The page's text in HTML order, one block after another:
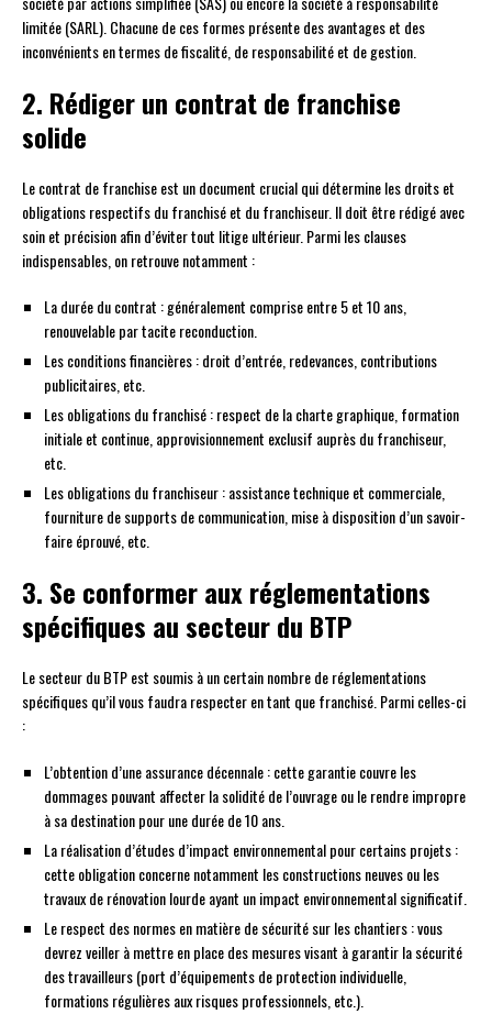
limitée (SARL). Chacune de ces formes présente des avantages et des
inconvénients en termes de fiscalité, de responsabilité et de gestion.
2. Rédiger un contrat de franchise
solide
Le contrat de franchise est un document crucial qui détermine les droits et
obligations respectifs du franchisé et du franchiseur. Il doit être rédigé avec
soin et précision afin d’éviter tout litige ultérieur. Parmi les clauses
indispensables, on retrouve notamment :
La durée du contrat : généralement comprise entre 5 et 10 ans,
renouvelable par tacite reconduction.
Les conditions financières : droit d’entrée, redevances, contributions
publicitaires, etc.
Les obligations du franchisé : respect de la charte graphique, formation
initiale et continue, approvisionnement exclusif auprès du franchiseur,
etc.
Les obligations du franchiseur : assistance technique et commerciale,
fourniture de supports de communication, mise à disposition d’un savoir-
faire éprouvé, etc.
3. Se conformer aux réglementations
spécifiques au secteur du BTP
Le secteur du BTP est soumis à un certain nombre de réglementations
spécifiques qu’il vous faudra respecter en tant que franchisé. Parmi celles-ci
:
L’obtention d’une assurance décennale : cette garantie couvre les
dommages pouvant affecter la solidité de l’ouvrage ou le rendre impropre
à sa destination pour une durée de 10 ans.
La réalisation d’études d’impact environnemental pour certains projets :
cette obligation concerne notamment les constructions neuves ou les
travaux de rénovation lourde ayant un impact environnemental significatif.
Le respect des normes en matière de sécurité sur les chantiers : vous
devrez veiller à mettre en place des mesures visant à garantir la sécurité
des travailleurs (port d’équipements de protection individuelle,
formations régulières aux risques professionnels, etc.).